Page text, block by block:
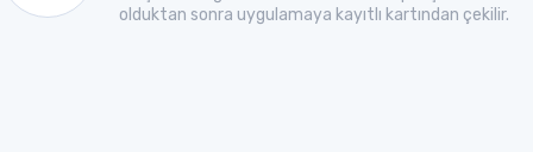
olduktan sonra uygulamaya kayıtlı kartından çekilir.